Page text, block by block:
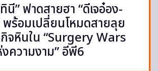
นี” ฟาดสายฮา “ดีเจอ๋อง-
ร้อมเปลี่ยนโหมดสายลุย
กิจหินใน “Surgery Wars
ความงาม” อีพี6